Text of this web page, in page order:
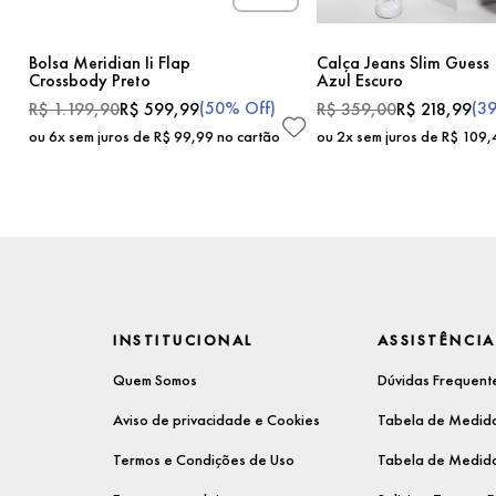
Bolsa Meridian Ii Flap
Crossbody Preto
R$1.199,90R$ 599,99(50% Off)
ou6x sem juros de R$ 99,99 no cartão
Calça Jeans Slim Guess
Azul Escuro
R$359,00R$ 218,99(
ou2x sem juros de R$ 109,
INSTITUCIONAL
Quem Somos
Aviso de privacidade e Cookies
Termos e Condições de Uso
ASSISTÊNCIA
Dúvidas
Tabela de
Tabela de